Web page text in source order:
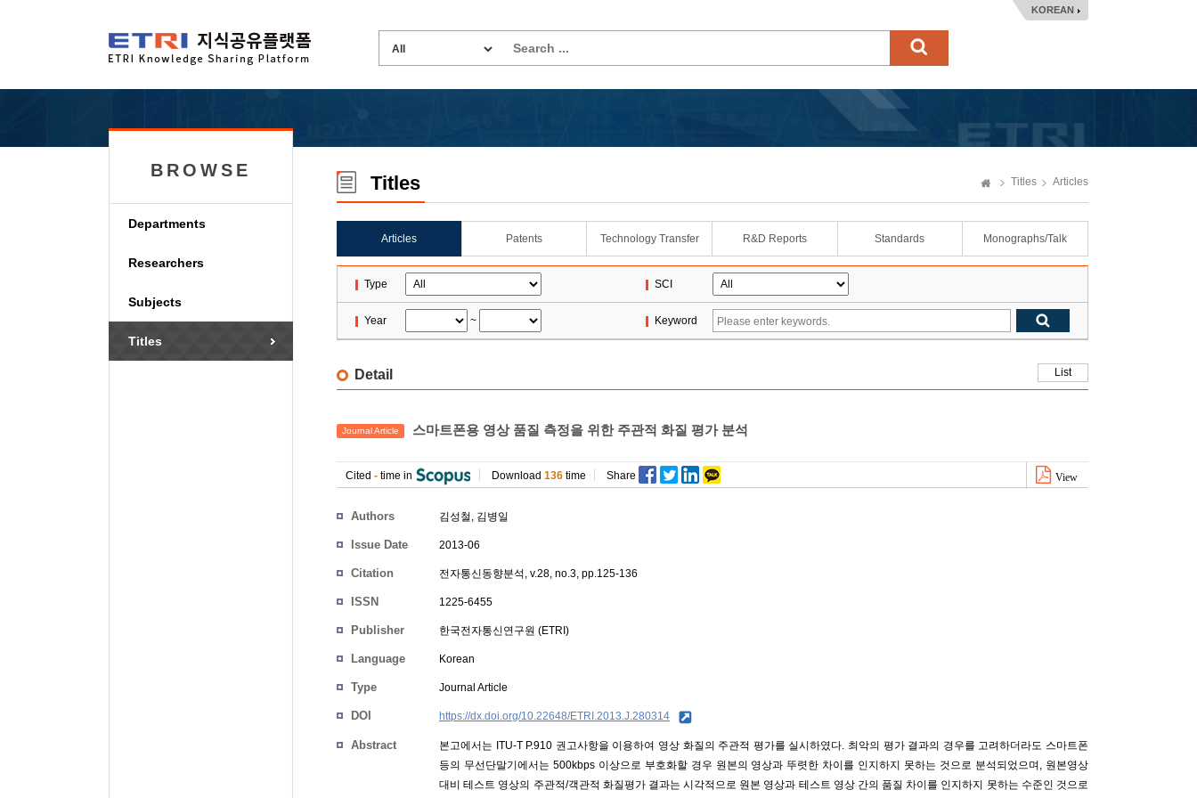
KOREAN
BROWSE
Departments
Researchers
Subjects
Titles
Titles Titles Articles
Articles Patents Technology Transfer R&D Reports Standards Monographs/Talk
Type SCI
Year ~ Keyword
Detail List
Journal Article 스마트폰용 영상 품질 측정을 위한 주관적 화질 평가 분석
Cited - time in Download 136 time Share View
Authors 김성철 , 김병일
Issue Date 2013-06
Citation 전자통신동향분석, v.28, no.3, pp.125-136
ISSN 1225-6455
Publisher 한국전자통신연구원 (ETRI)
Language Korean
Type Journal Article
DOI https://dx.doi.org/10.22648/ETRI.2013.J.280314
Abstract
본고에서는 ITU-T P.910 권고사항을 이용하여 영상 화질의 주관적 평가를 실시하였다. 최악의 평가 결과의 경우를 고려하더라도 스마트폰
등의 무선단말기에서는 500kbps 이상으로 부호화할 경우 원본의 영상과 뚜렷한 차이를 인지하지 못하는 것으로 분석되었으며, 원본영상
대비 테스트 영상의 주관적/객관적 화질평가 결과는 시각적으로 원본 영상과 테스트 영상 간의 품질 차이를 인지하지 못하는 수준인 것으로